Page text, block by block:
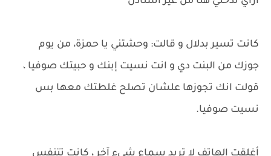
كانت تسير بدلال و قالت: وحشتني يا حمزة، من يوم
جوزك من البنت دي و انت نسيت إبنك و حبيتك صوفيا ،
قولت انك تجوزها علشان تصلح غلطتك معها بس
نسيت صوفيا.
أغلقت الهاتف لا تريد سماع شيء آخر ، كانت تتنفس